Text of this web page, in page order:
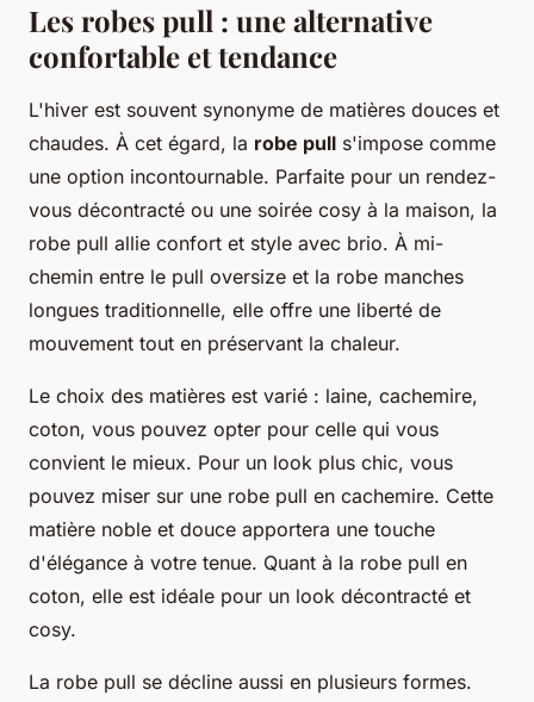
Les robes pull : une alternative
confortable et tendance
L'hiver est souvent synonyme de matières douces et
chaudes. À cet égard, la robe pull s'impose comme
une option incontournable. Parfaite pour un rendez-
vous décontracté ou une soirée cosy à la maison, la
robe pull allie confort et style avec brio. À mi-
chemin entre le pull oversize et la robe manches
longues traditionnelle, elle offre une liberté de
mouvement tout en préservant la chaleur.
Le choix des matières est varié : laine, cachemire,
coton, vous pouvez opter pour celle qui vous
convient le mieux. Pour un look plus chic, vous
pouvez miser sur une robe pull en cachemire. Cette
matière noble et douce apportera une touche
d'élégance à votre tenue. Quant à la robe pull en
coton, elle est idéale pour un look décontracté et
cosy.
La robe pull se décline aussi en plusieurs formes.